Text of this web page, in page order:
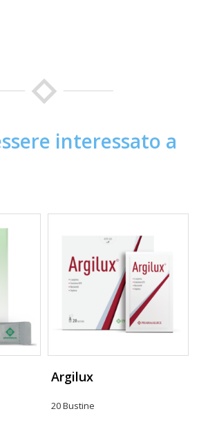
interessato a
Argilux
20 Bustine